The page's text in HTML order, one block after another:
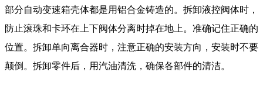
部分自动变速箱壳体都是用铝合金铸造的。拆卸液控阀体时，
防止滚珠和卡环在上下阀体分离时掉在地上。准确记住正确的
位置。拆卸单向离合器时，注意正确的安装方向，安装时不要
颠倒。拆卸零件后，用汽油清洗，确保各部件的清洁。